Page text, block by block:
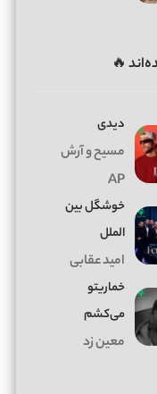
🔥
دیدی
مسیح و آرش
AP
خوشگل بین
الملل
امید عقابی
خماریتو
می‌کشم
معین زد